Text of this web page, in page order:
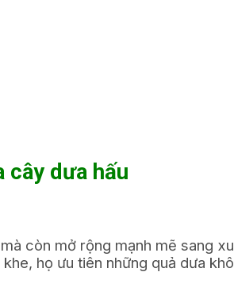
cây dưa hấu
còn mở rộng mạnh mẽ sang
họ ưu tiên những quả dưa